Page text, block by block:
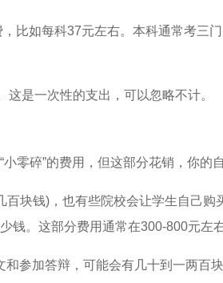
比如每科37元左右。本科通常考三
是一次性的支出，可以忽略不计。
零碎”的费用，但这部分花销，你的
块钱)，也有些院校会让学生自己购
钱。这部分费用通常在300-800元左右
和参加答辩，可能会有几十到一两百